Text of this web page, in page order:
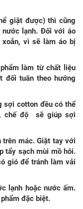
giặt được) thì cũng
lạnh. Đối với áo
xoắn, vì sẽ làm áo bị
làm từ chất liệu
đối tuân theo hướng
sợi cotton đều có thể
chế độ
sẽ giúp sợi
trên mác. Giặt tay với
tẩy sạch mùi mồ hôi.
gió để tránh làm vải
lạnh hoặc nước ấm.
đặc biệt.